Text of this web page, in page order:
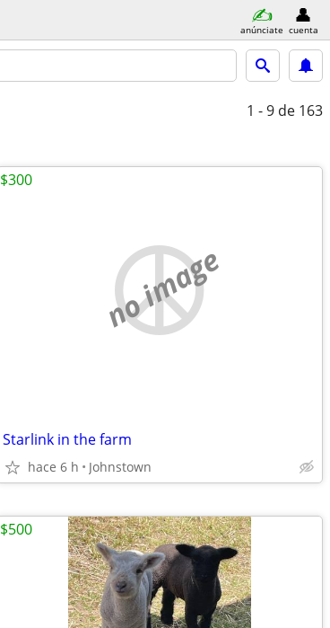
anúnciate cuenta
1 - 9 de 163
no image
Starlink in the farm
hace 6 h Johnstown
$300
$500